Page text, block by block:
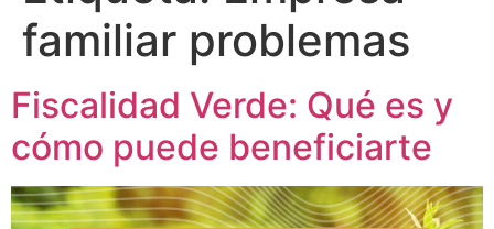
familiar problemas
Fiscalidad Verde: Qué es y
cómo puede beneficiarte